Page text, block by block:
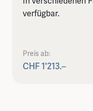
verfügbar.
Preis ab:
CHF 1'213.–